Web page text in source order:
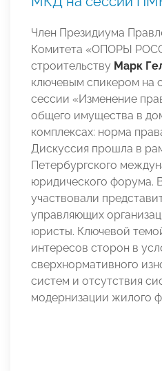
Член Президиума
Комитета «ОПОРЫ
строительству Марк
ключевым спикером на
сессии «Изменение
общего имущества в
комплексах: норма
Дискуссия прошла в
Петербургского
юридического форума.
участвовали
управляющих
юристы. Ключевой
интересов сторон в
сверхнормативного
систем и отсутствия
модернизации жилого